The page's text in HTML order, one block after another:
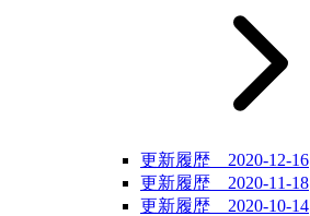
更新履歴 2020-12-16
更新履歴 2020-11-18
更新履歴 2020-10-14